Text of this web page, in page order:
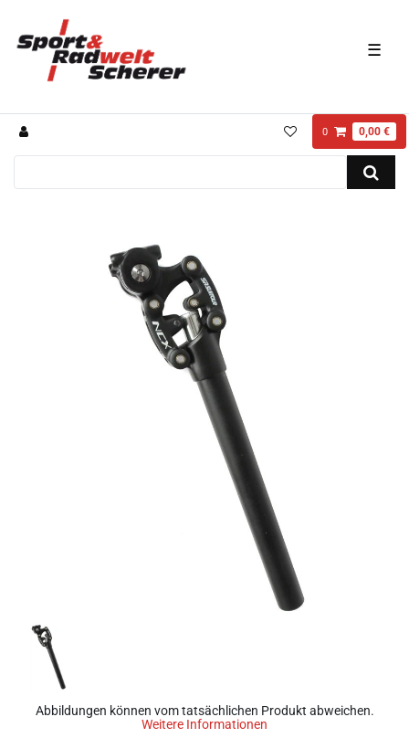
☰
0 0,00 €
Abbildungen können vom tatsächlichen Produkt abweichen.
Weitere Informationen